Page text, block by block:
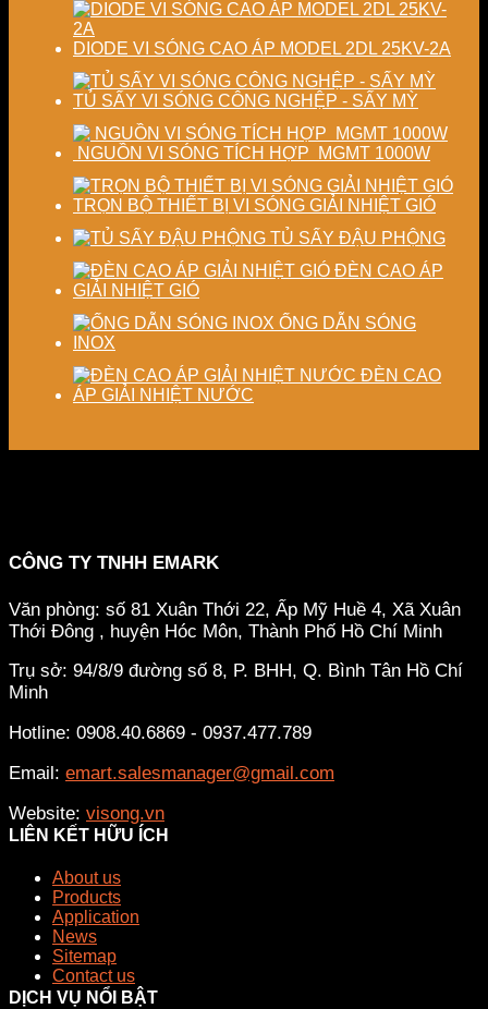
DIODE VI SÓNG CAO ÁP MODEL 2DL 25KV-2A
TỦ SẤY VI SÓNG CÔNG NGHỆP - SẤY MỲ
NGUỒN VI SÓNG TÍCH HỢP MGMT 1000W
TRỌN BỘ THIẾT BỊ VI SÓNG GIẢI NHIỆT GIÓ
TỦ SẤY ĐẬU PHỘNG
ĐÈN CAO ÁP
GIẢI NHIỆT GIÓ
ỐNG DẪN SÓNG
INOX
ĐÈN CAO
ÁP GIẢI NHIỆT NƯỚC
CÔNG TY TNHH EMARK
Văn phòng: số 81 Xuân Thới 22, Ấp Mỹ Huề 4, Xã Xuân
Thới Đông , huyện Hóc Môn, Thành Phố Hồ Chí Minh
Trụ sở: 94/8/9 đường số 8, P. BHH, Q. Bình Tân Hồ Chí
Minh
Hotline: 0908.40.6869 - 0937.477.789
Email: emart.salesmanager@gmail.com
Website: visong.vn
LIÊN KẾT HỮU ÍCH
About us
Products
Application
News
Sitemap
Contact us
DỊCH VỤ NỔI BẬT